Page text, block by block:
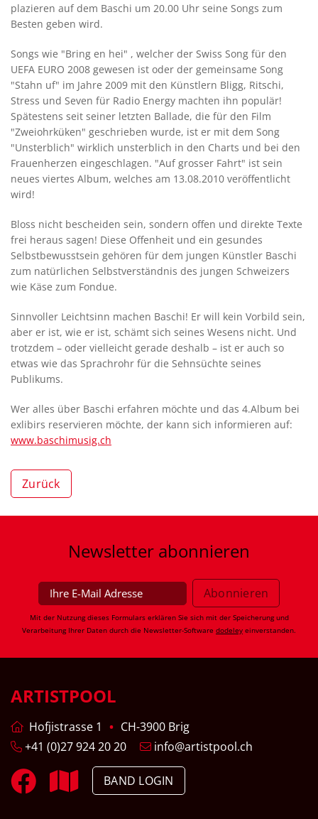
plazieren auf dem Baschi um 20.00 Uhr seine Songs zum
Besten geben wird.
Songs wie "Bring en hei" , welcher der Swiss Song für den
UEFA EURO 2008 gewesen ist oder der gemeinsame Song
"Stahn uf" im Jahre 2009 mit den Künstlern Bligg, Ritschi,
Stress und Seven für Radio Energy machten ihn populär!
Spätestens seit seiner letzten Ballade, die für den Film
"Zweiohrküken" geschrieben wurde, ist er mit dem Song
"Unsterblich" wirklich unsterblich in den Charts und bei den
Frauenherzen eingeschlagen. "Auf grosser Fahrt" ist sein
neues viertes Album, welches am 13.08.2010 veröffentlicht
wird!
Bloss nicht bescheiden sein, sondern offen und direkte Texte
frei heraus sagen! Diese Offenheit und ein gesundes
Selbstbewusstsein gehören für dem jungen Künstler Baschi
zum natürlichen Selbstverständnis des jungen Schweizers
wie Käse zum Fondue.
Sinnvoller Leichtsinn machen Baschi! Er will kein Vorbild sein,
aber er ist, wie er ist, schämt sich seines Wesens nicht. Und
trotzdem – oder vielleicht gerade deshalb – ist er auch so
etwas wie das Sprachrohr für die Sehnsüchte seines
Publikums.
Wer alles über Baschi erfahren möchte und das 4.Album bei
exlibirs reservieren möchte, der kann sich informieren auf:
www.baschimusig.ch
Zurück
Newsletter abonnieren
Mit der Nutzung dieses Formulars erklären Sie sich mit der Speicherung und
Verarbeitung Ihrer Daten durch die Newsletter-Software dodeley einverstanden.
ARTISTPOOL
Hofjistrasse 1
CH-3900 Brig
+41 (0)27 924 20 20
info@artistpool.ch
BAND LOGIN